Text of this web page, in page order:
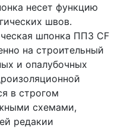
несет функцию
швов.
шпонка ППЗ CF
на строительный
и опалубочных
в строгом
схемами,
редакии